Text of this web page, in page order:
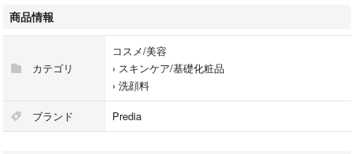
50 0458 2351
商品情報
カテゴリ
コスメ/美容
› スキンケア/基礎化粧品
› 洗顔料
ブランド Predia